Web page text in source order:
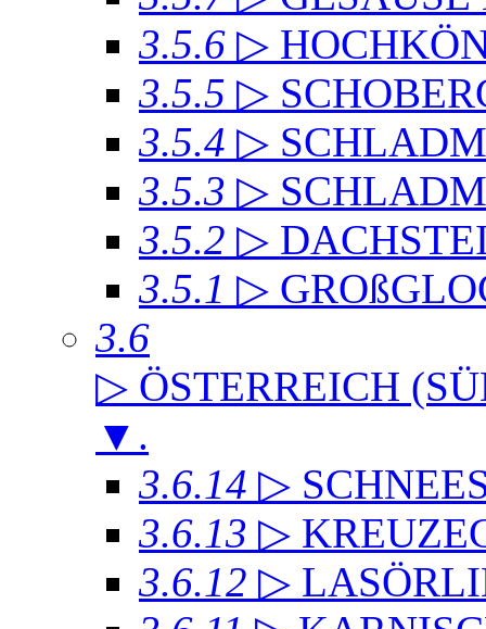
3.5.6 ▷
3.5.5 ▷
3.5.4 ▷
3.5.3 ▷
3.5.2 ▷
3.5.1 ▷
3.6
▷ ÖSTERREICH
▼ .
3.6.14 ▷
3.6.13 ▷
3.6.12 ▷